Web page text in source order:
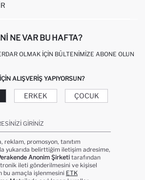
NE VAR BU HAFTA?
OLMAK İÇIN BÜLTENIMIZE ABONE OLUN
ALIŞVERIŞ YAPIYORSUN?
ERKEK ÇOCUK
GIRINIZ
reklam, promosyon, tanıtım
yukarıda belirttiğim iletişim adresime,
Anonim Şirketi tarafından
ileti gönderilmesini ve kişisel
bu amaçla işlenmesini ETK